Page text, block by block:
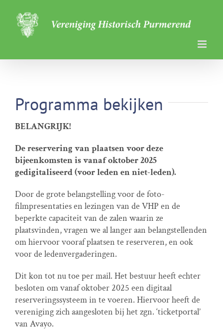
inhoud
Programma bekijken
BELANGRIJK!
De reservering van plaatsen voor deze
bijeenkomsten is vanaf oktober 2025
gedigitaliseerd (voor leden en niet-leden).
Door de grote belangstelling voor de foto-
filmpresentaties en lezingen van de VHP en de
beperkte capaciteit van de zalen waarin ze
plaatsvinden, vragen we al langer aan belangstellenden
om hiervoor vooraf plaatsen te reserveren, en ook
voor de ledenvergaderingen.
Dit kon tot nu toe per mail. Het bestuur heeft echter
besloten om vanaf oktober 2025 een digitaal
reserveringssysteem in te voeren. Hiervoor heeft de
vereniging zich aangesloten bij het zgn. ‘ticketportal’
van Avayo.